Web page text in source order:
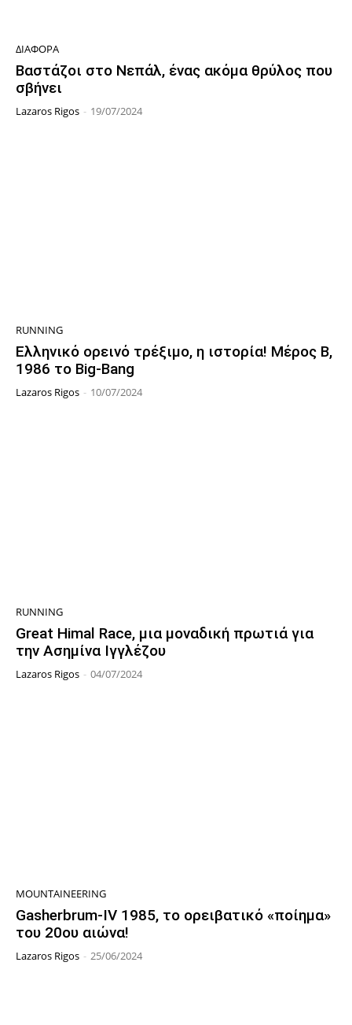
ΔΙΆΦΟΡΑ
Βαστάζοι στο Νεπάλ, ένας ακόμα θρύλος που
σβήνει
Lazaros Rigos - 19/07/2024
RUNNING
Ελληνικό ορεινό τρέξιμο, η ιστορία! Μέρος Β,
1986 το Big-Bang
Lazaros Rigos - 10/07/2024
RUNNING
Great Himal Race, μια μοναδική πρωτιά για
την Ασημίνα Ιγγλέζου
Lazaros Rigos - 04/07/2024
MOUNTAINEERING
Gasherbrum-IV 1985, το ορειβατικό «ποίημα»
του 20ου αιώνα!
Lazaros Rigos - 25/06/2024